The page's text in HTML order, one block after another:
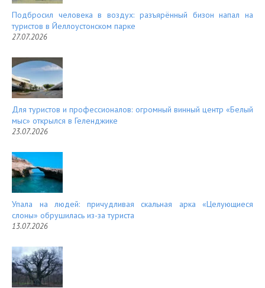
Подбросил человека в воздух: разъярённый бизон напал на
туристов в Йеллоустонском парке
27.07.2026
Для туристов и профессионалов: огромный винный центр «Белый
мыс» открылся в Геленджике
23.07.2026
Упала на людей: причудливая скальная арка «Целующиеся
слоны» обрушилась из-за туриста
13.07.2026